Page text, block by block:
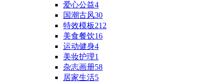
爱心公益4
国潮古风30
特效模板212
美食餐饮16
运动健身4
美妆护理1
杂志画册58
居家生活5